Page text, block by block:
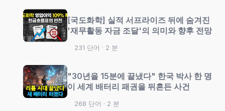
[국도화학] 실적 서프라이즈 뒤에 숨겨진
'재무활동 자금 조달'의 의미와 향후 전망
231 단어 · 2 분
"30년을 15분에 끝냈다" 한국 박사 한 명
이 세계 배터리 패권을 뒤흔든 사건
268 단어 · 2 분